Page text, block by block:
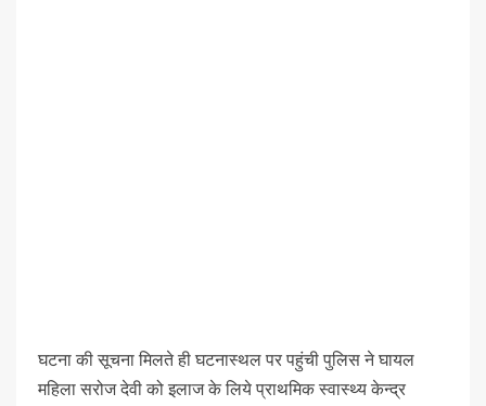
घटना की सूचना मिलते ही घटनास्थल पर पहुंची पुलिस ने घायल
महिला सरोज देवी को इलाज के लिये प्राथमिक स्वास्थ्य केन्द्र